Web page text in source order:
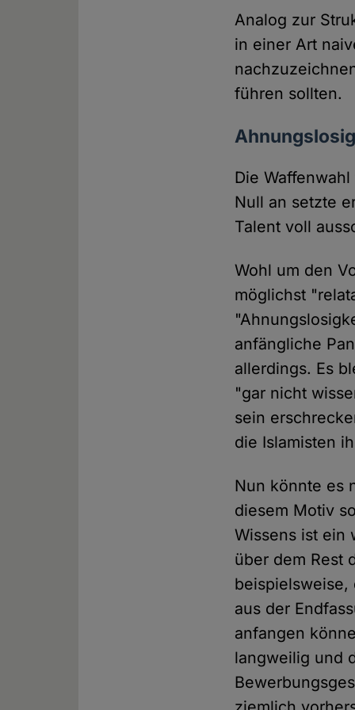
Analog zur
in einer Art
führen sollten.
Die
Null an setzte
Talent voll
Wohl um den
möglichst
anfängliche
allerdings. Es
"gar nicht
sein
die Islamisten
Nun könnte es
diesem Motiv
Wissens ist ein
über dem Rest
beispielsweise,
aus der
anfangen
langweilig und